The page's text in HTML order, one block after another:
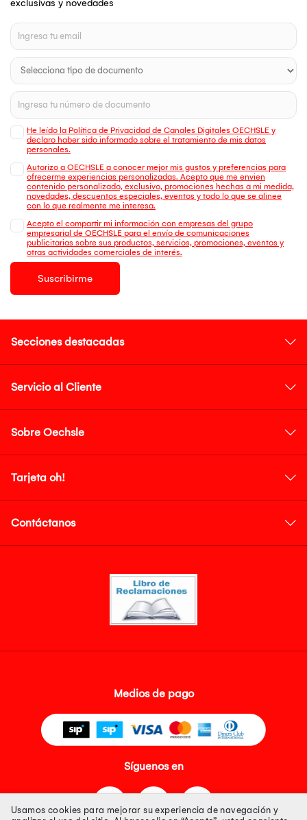
exclusivas y novedades
He leído la Política de Privacidad de Canales Digitales OECHSLE y
declaro haber sido informado sobre el tratamiento de mis datos
personales.
Autorizo a OECHSLE a conocer mejor mis gustos y preferencias para
ofrecerme experiencias personalizadas. Acepto que me envien
contenido personalizado, exclusivo, promociones hechas a mi medida,
novedades, descuentos especiales, eventos y todo lo que se alinee
con lo que realmente me interesa.
Acepto el compartir mi información con empresas del grupo
empresarial de OECHSLE para el envío de comunicaciones
publicitarias sobre sus productos, servicios, promociones, eventos y
otras actividades comerciales de interés.
Suscribirme
Secciones destacadas
Servicio al Cliente
Sobre Oechsle
Tarjeta oh!
Contáctanos
Medios de pago
Síguenos en
Usamos cookies para mejorar su experiencia de navegación y